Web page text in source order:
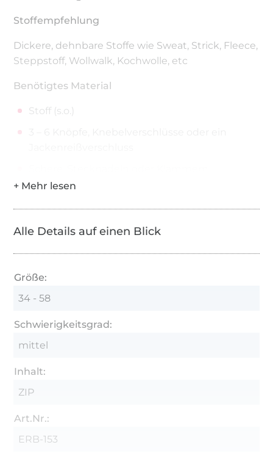
Stoffempfehlung
Dickere, dehnbare Stoffe wie Sweat, Strick, Fleece,
Steppstoff, Wollwalk, Kochwolle, etc
Benötigtes Material
Stoff (s.o.)
Maßband
Bügeleisen
Länge
1 x ebook (ausführliche, bebilderte Anleitung
als PDF + Schnittmuster Din A4) zum
Alle Details auf einen Blick
Größe:
34 - 58
Schwierigkeitsgrad:
mittel
Inhalt:
ZIP
Art.Nr.:
ERB-153